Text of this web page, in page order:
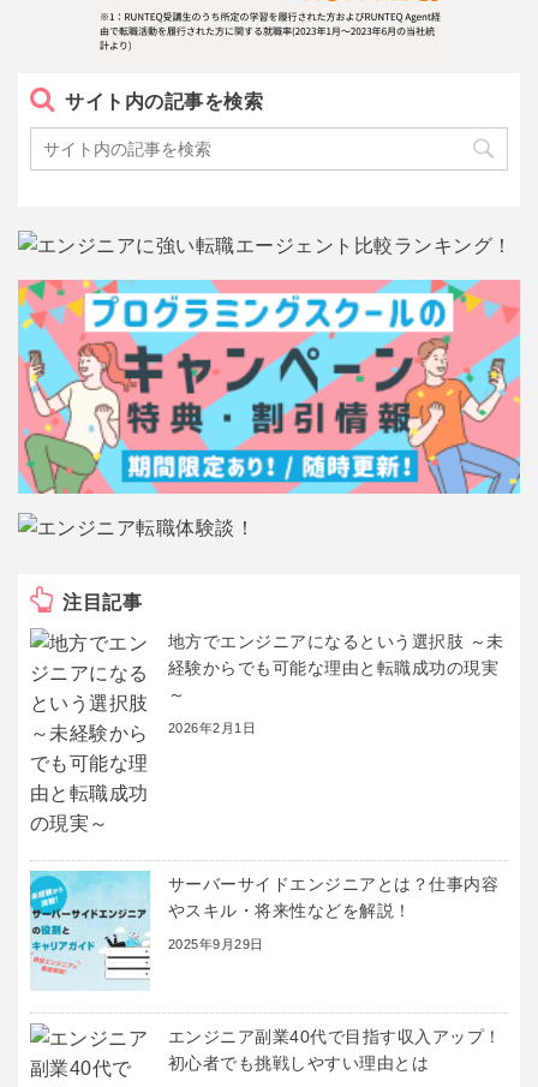
サイト内の記事を検索
注目記事
地方でエンジニアになるという選択肢 ～未
経験からでも可能な理由と転職成功の現実
～
2026年2月1日
サーバーサイドエンジニアとは？仕事内容
やスキル・将来性などを解説！
2025年9月29日
エンジニア副業40代で目指す収入アップ！
初心者でも挑戦しやすい理由とは